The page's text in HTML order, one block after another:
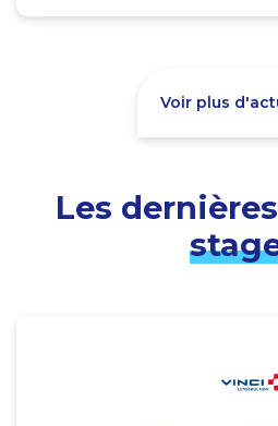
Voir plus
Les